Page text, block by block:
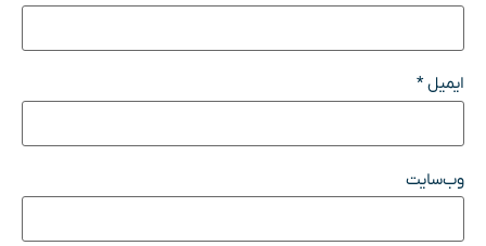
ایمیل*
وب‌سایت